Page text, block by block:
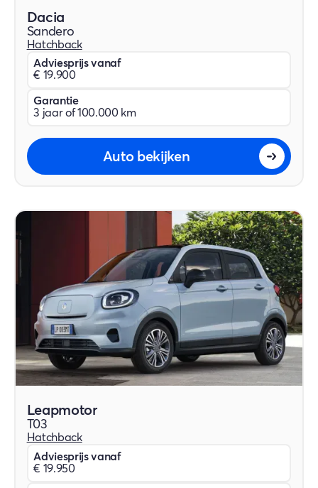
Dacia
Sandero
Hatchback
Adviesprijs vanaf
€ 19.900
Garantie
3 jaar of 100.000 km
Auto bekijken
Leapmotor
T03
Hatchback
Adviesprijs vanaf
€ 19.950